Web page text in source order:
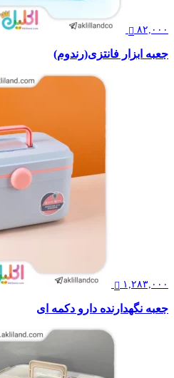
۸۲,۰۰۰
جعبه ابزار فانتزی(رندوم)
۱,۲۸۳,۰۰۰
جعبه نگهدارنده دارو دکمه ای